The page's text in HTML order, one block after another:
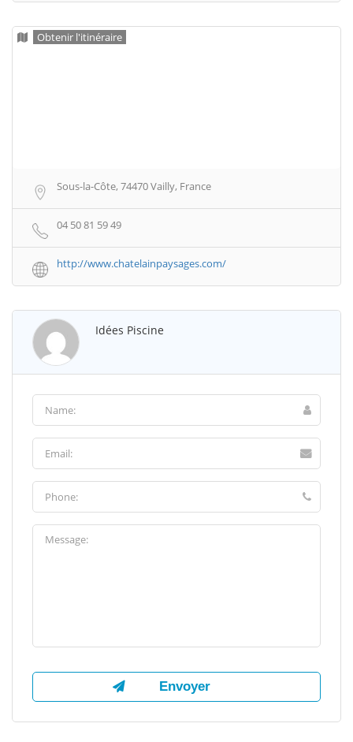
Obtenir l'itinéraire
Sous-la-Côte, 74470 Vailly, France
04 50 81 59 49
http://www.chatelainpaysages.com/
Idées Piscine